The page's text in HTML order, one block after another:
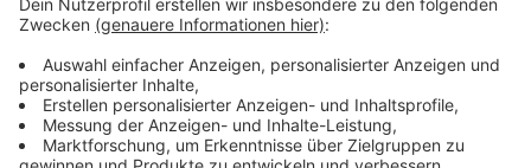
Lifestyle oder unsere neuesten Aktionen - wir
informieren dich.
Zum Newsletter anmelden